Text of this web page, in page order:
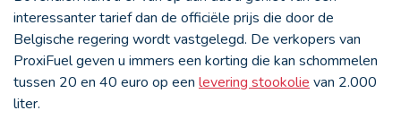
interessanter tarief dan de officiële prijs die door de
Belgische regering wordt vastgelegd. De verkopers van
ProxiFuel geven u immers een korting die kan schommelen
tussen 20 en 40 euro op een levering stookolie van 2.000
liter.